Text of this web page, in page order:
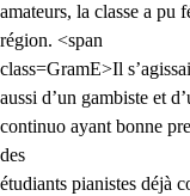
amateurs, la classe a pu
région. <span
class=GramE>Il
aussi d’un gambiste et
continuo ayant bonne
des
étudiants pianistes déjà